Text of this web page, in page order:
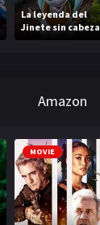
La leyenda del
Jinete sin cabeza
Amazon
MOVIE